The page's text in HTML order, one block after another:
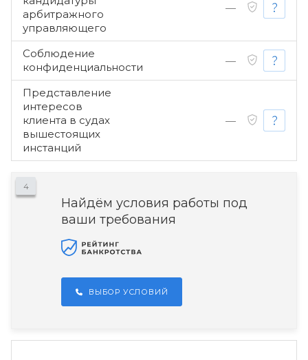
арбитражного
управляющего
—
Соблюдение
конфиденциальности
—
Представление
интересов
клиента в судах
вышестоящих
инстанций
—
4
Найдём условия работы под
ваши требования
ВЫБОР УСЛОВИЙ